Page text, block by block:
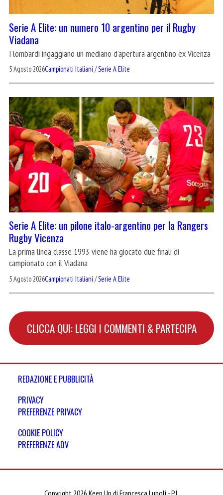
Serie A Elite: un numero 10 argentino per il Rugby
Viadana
I lombardi ingaggiano un mediano d'apertura argentino ex Vicenza
5 Agosto 2026Campionati Italiani /Serie A Elite
Serie A Elite: un pilone italo-argentino per la Rangers
Rugby Vicenza
La prima linea classe 1993 viene ha giocato due finali di
campionato con il Viadana
5 Agosto 2026Campionati Italiani /Serie A Elite
CLICCA QUI: LEGGI I COMMENTI & PARTECIPA
REDAZIONE E PUBBLICITÀ
PRIVACY
PREFERENZE PRIVACY
COOKIE POLICY
PREFERENZE ADV
Copyright 2026 Keep Up di Francesca Lupoli - P.I.